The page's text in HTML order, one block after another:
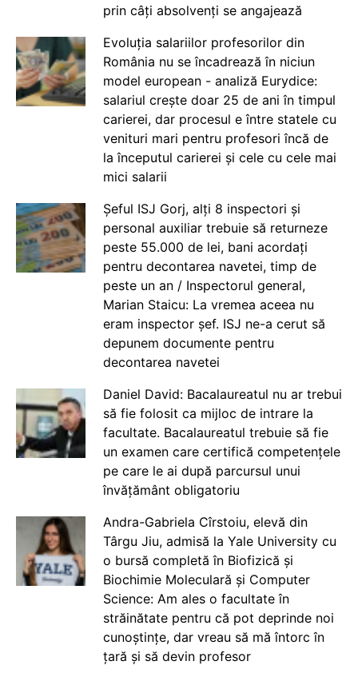
prin câți absolvenți se angajează
Evoluția salariilor profesorilor din
România nu se încadrează în niciun
model european - analiză Eurydice:
salariul crește doar 25 de ani în timpul
carierei, dar procesul e între statele cu
venituri mari pentru profesori încă de
la începutul carierei și cele cu cele mai
mici salarii
Șeful ISJ Gorj, alți 8 inspectori și
personal auxiliar trebuie să returneze
peste 55.000 de lei, bani acordați
pentru decontarea navetei, timp de
peste un an / Inspectorul general,
Marian Staicu: La vremea aceea nu
eram inspector șef. ISJ ne-a cerut să
depunem documente pentru
decontarea navetei
Daniel David: Bacalaureatul nu ar trebui
să fie folosit ca mijloc de intrare la
facultate. Bacalaureatul trebuie să fie
un examen care certifică competențele
pe care le ai după parcursul unui
învățământ obligatoriu
Andra-Gabriela Cîrstoiu, elevă din
Târgu Jiu, admisă la Yale University cu
o bursă completă în Biofizică și
Biochimie Moleculară și Computer
Science: Am ales o facultate în
străinătate pentru că pot deprinde noi
cunoștințe, dar vreau să mă întorc în
țară și să devin profesor